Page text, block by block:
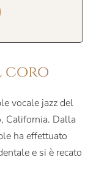
coro
vocale jazz del
California. Dalla
ha effettuato
e si è recato